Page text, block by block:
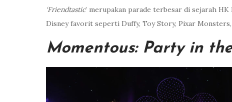
‘Friendtastic’ merupakan parade terbesar di sejarah
Disney favorit seperti Duffy, Toy Story, Pixar Monsters,
Momentous: Party in